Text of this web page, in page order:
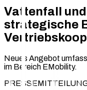
Vattenfall
strategische
Neues Angebot
im Bereich EMobility.